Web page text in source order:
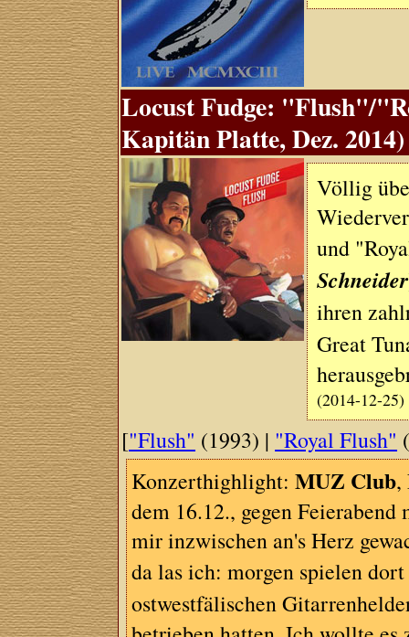
Locust Fudge: "Flush"/
Kapitän Platte, Dez. 2014)
Völlig
und
Schneider
ihren
Great
(2014-12-25)
["Flush" (1993) | "Royal Flush"
Konzerthighlight:MUZ Club,
dem 16.12., gegen
mir inzwischen an's Herz
da las ich: morgen spielen
ostwestfälischen